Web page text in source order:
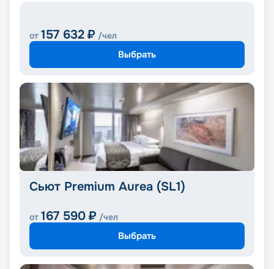
от 157 632 ₽ /чел
Выбрать
Сьют Premium Aurea (SL1)
от 167 590 ₽ /чел
Выбрать